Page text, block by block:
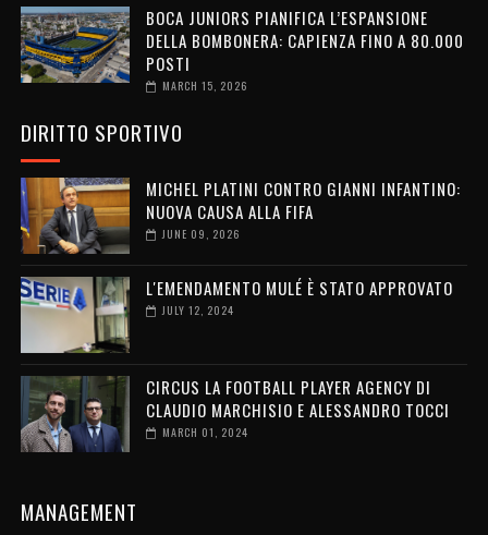
BOCA JUNIORS PIANIFICA L’ESPANSIONE
DELLA BOMBONERA: CAPIENZA FINO A 80.000
POSTI
MARCH 15, 2026
DIRITTO SPORTIVO
MICHEL PLATINI CONTRO GIANNI INFANTINO:
NUOVA CAUSA ALLA FIFA
JUNE 09, 2026
L'EMENDAMENTO MULÉ È STATO APPROVATO
JULY 12, 2024
CIRCUS LA FOOTBALL PLAYER AGENCY DI
CLAUDIO MARCHISIO E ALESSANDRO TOCCI
MARCH 01, 2024
MANAGEMENT